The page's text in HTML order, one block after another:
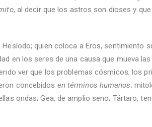
, al decir que los astros son dioses y
quien coloca a Eros, sentimiento
en los seres de una causa que mueva
ver que los problemas cósmicos, los
concebidos en términos humanos;
ondas; Gea, de amplio seno; Tártaro,